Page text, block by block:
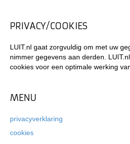
PRIVACY/COOKIES
LUIT.nl gaat zorgvuldig om met uw
nimmer gegevens aan derden.
cookies voor een optimale werking
MENU
privacyverklaring
cookies